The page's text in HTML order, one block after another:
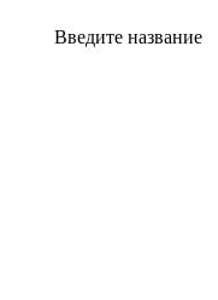
Введите название